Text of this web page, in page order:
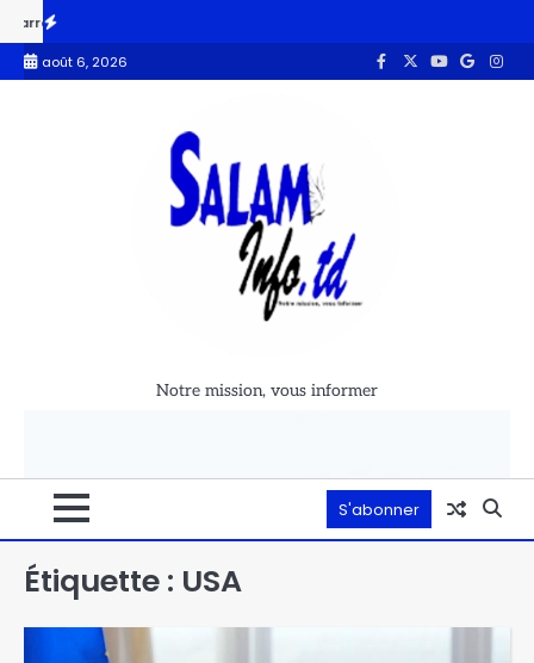
août 6, 2026
Notre mission, vous informer
S'abonner
Étiquette : USA